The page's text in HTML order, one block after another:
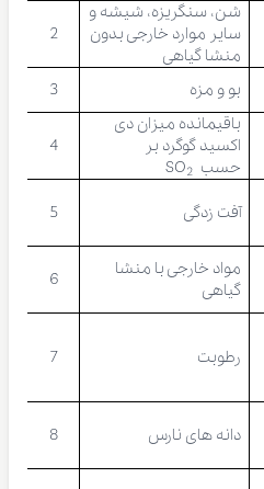
شن، سنگریزه، شیشه و
سایر موارد خارجی بدون
منشا گیاهی
2
بو و مزه 3
باقیمانده میزان دی
اکسید گوگرد بر
حسب SO2
4
آفت زدگی 5
مواد خارجی با منشا
گیاهی
6
رطوبت 7
دانه های نارس 8